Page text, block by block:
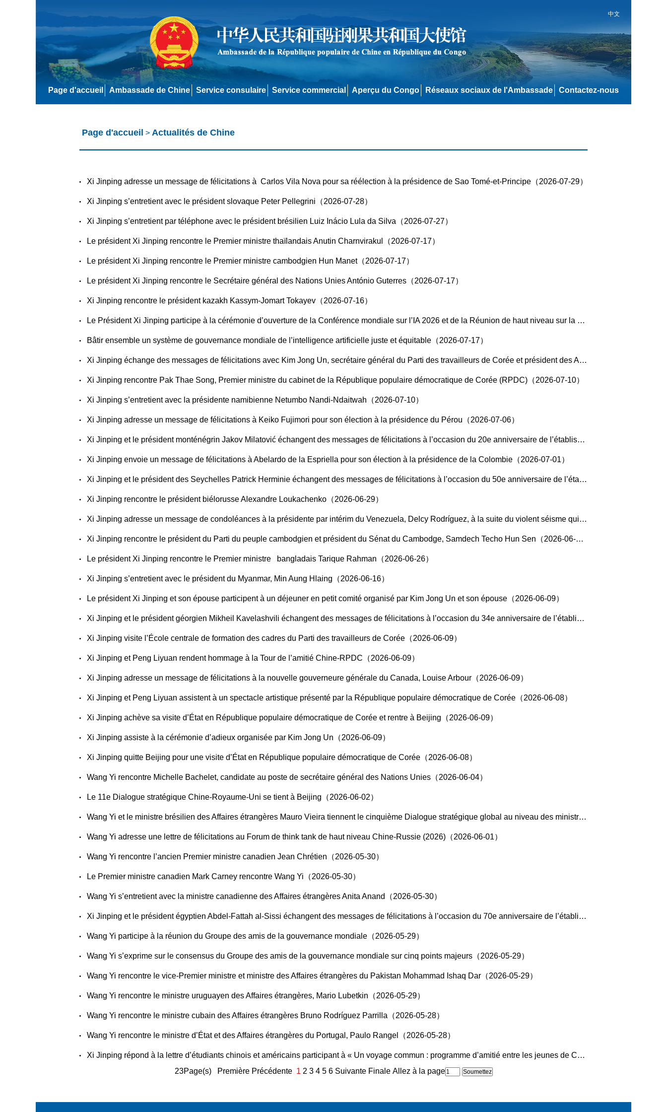
中文
Page d'accueil Ambassade de Chine Service consulaire Service commercial Aperçu du Congo Réseaux sociaux de l'Ambassade Contactez-nous
Page d'accueil > Actualités de Chine
Xi Jinping adresse un message de félicitations à Carlos Vila Nova pour sa réélection à la présidence de Sao Tomé-et-Principe（2026-07-29）
Xi Jinping s’entretient avec le président slovaque Peter Pellegrini（2026-07-28）
Xi Jinping s’entretient par téléphone avec le président brésilien Luiz Inácio Lula da Silva（2026-07-27）
Le président Xi Jinping rencontre le Premier ministre thaïlandais Anutin Charnvirakul（2026-07-17）
Le président Xi Jinping rencontre le Premier ministre cambodgien Hun Manet（2026-07-17）
Le président Xi Jinping rencontre le Secrétaire général des Nations Unies António Guterres（2026-07-17）
Xi Jinping rencontre le président kazakh Kassym-Jomart Tokayev（2026-07-16）
Le Président Xi Jinping participe à la cérémonie d’ouverture de la Conférence mondiale sur l’IA 2026 et de la Réunion de haut niveau sur la gouvernance mondiale de l’IA et y prononce un discours（2026-07-17）
Bâtir ensemble un système de gouvernance mondiale de l’intelligence artificielle juste et équitable（2026-07-17）
Xi Jinping échange des messages de félicitations avec Kim Jong Un, secrétaire général du Parti des travailleurs de Corée et président des Affaires d’État de la République populaire démocratique de Corée (RPDC), à l’occasion du 65e anniversaire de la signature du Traité d’amitié, de coopération et d’assistance mutuelle entre la Chine et la RPDC（2026-07-11）
Xi Jinping rencontre Pak Thae Song, Premier ministre du cabinet de la République populaire démocratique de Corée (RPDC)（2026-07-10）
Xi Jinping s’entretient avec la présidente namibienne Netumbo Nandi-Ndaitwah（2026-07-10）
Xi Jinping adresse un message de félicitations à Keiko Fujimori pour son élection à la présidence du Pérou（2026-07-06）
Xi Jinping et le président monténégrin Jakov Milatović échangent des messages de félicitations à l’occasion du 20e anniversaire de l’établissement des relations diplomatiques entre la Chine et le Monténégro（2026-07-07）
Xi Jinping envoie un message de félicitations à Abelardo de la Espriella pour son élection à la présidence de la Colombie（2026-07-01）
Xi Jinping et le président des Seychelles Patrick Herminie échangent des messages de félicitations à l’occasion du 50e anniversaire de l’établissement des relations diplomatiques（2026-06-30）
Xi Jinping rencontre le président biélorusse Alexandre Loukachenko（2026-06-29）
Xi Jinping adresse un message de condoléances à la présidente par intérim du Venezuela, Delcy Rodríguez, à la suite du violent séisme qui a frappé le pays（2026-06-26）
Xi Jinping rencontre le président du Parti du peuple cambodgien et président du Sénat du Cambodge, Samdech Techo Hun Sen（2026-06-26）
Le président Xi Jinping rencontre le Premier ministre bangladais Tarique Rahman（2026-06-26）
Xi Jinping s’entretient avec le président du Myanmar, Min Aung Hlaing（2026-06-16）
Le président Xi Jinping et son épouse participent à un déjeuner en petit comité organisé par Kim Jong Un et son épouse（2026-06-09）
Xi Jinping et le président géorgien Mikheil Kavelashvili échangent des messages de félicitations à l’occasion du 34e anniversaire de l’établissement des relations diplomatiques entre la Chine et la Géorgie et annoncent conjointement l’élévation des relations bilatérales au rang de partenariat stratégique global（2026-06-09）
Xi Jinping visite l’École centrale de formation des cadres du Parti des travailleurs de Corée（2026-06-09）
Xi Jinping et Peng Liyuan rendent hommage à la Tour de l’amitié Chine-RPDC（2026-06-09）
Xi Jinping adresse un message de félicitations à la nouvelle gouverneure générale du Canada, Louise Arbour（2026-06-09）
Xi Jinping et Peng Liyuan assistent à un spectacle artistique présenté par la République populaire démocratique de Corée（2026-06-08）
Xi Jinping achève sa visite d’État en République populaire démocratique de Corée et rentre à Beijing（2026-06-09）
Xi Jinping assiste à la cérémonie d’adieux organisée par Kim Jong Un（2026-06-09）
Xi Jinping quitte Beijing pour une visite d’État en République populaire démocratique de Corée（2026-06-08）
Wang Yi rencontre Michelle Bachelet, candidate au poste de secrétaire général des Nations Unies（2026-06-04）
Le 11e Dialogue stratégique Chine-Royaume-Uni se tient à Beijing（2026-06-02）
Wang Yi et le ministre brésilien des Affaires étrangères Mauro Vieira tiennent le cinquième Dialogue stratégique global au niveau des ministres des Affaires étrangères entre la Chine et le Brésil（2026-06-01）
Wang Yi adresse une lettre de félicitations au Forum de think tank de haut niveau Chine-Russie (2026)（2026-06-01）
Wang Yi rencontre l’ancien Premier ministre canadien Jean Chrétien（2026-05-30）
Le Premier ministre canadien Mark Carney rencontre Wang Yi（2026-05-30）
Wang Yi s’entretient avec la ministre canadienne des Affaires étrangères Anita Anand（2026-05-30）
Xi Jinping et le président égyptien Abdel-Fattah al-Sissi échangent des messages de félicitations à l’occasion du 70e anniversaire de l’établissement des relations diplomatiques entre la Chine et l’Égypte（2026-05-30）
Wang Yi participe à la réunion du Groupe des amis de la gouvernance mondiale（2026-05-29）
Wang Yi s’exprime sur le consensus du Groupe des amis de la gouvernance mondiale sur cinq points majeurs（2026-05-29）
Wang Yi rencontre le vice-Premier ministre et ministre des Affaires étrangères du Pakistan Mohammad Ishaq Dar（2026-05-29）
Wang Yi rencontre le ministre uruguayen des Affaires étrangères, Mario Lubetkin（2026-05-29）
Wang Yi rencontre le ministre cubain des Affaires étrangères Bruno Rodríguez Parrilla（2026-05-28）
Wang Yi rencontre le ministre d’État et des Affaires étrangères du Portugal, Paulo Rangel（2026-05-28）
Xi Jinping répond à la lettre d’étudiants chinois et américains participant à « Un voyage commun : programme d’amitié entre les jeunes de Chine et des États-Unis »（2026-05-28）
23Page(s) Première Précédente 1 2 3 4 5 6 Suivante Finale Allez à la page